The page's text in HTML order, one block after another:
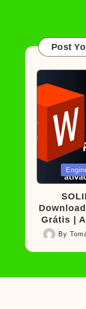
Post
Posted
in
Grátis |
Posted
by
By